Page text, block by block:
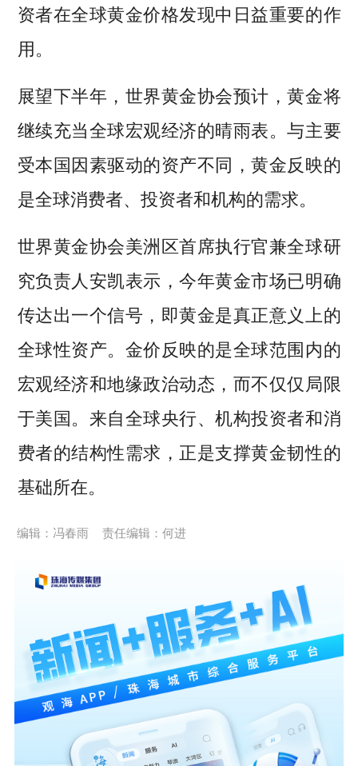
资者在全球黄金价格发现中日益重要的作
用。
展望下半年，世界黄金协会预计，黄金将
继续充当全球宏观经济的晴雨表。与主要
受本国因素驱动的资产不同，黄金反映的
是全球消费者、投资者和机构的需求。
世界黄金协会美洲区首席执行官兼全球研
究负责人安凯表示，今年黄金市场已明确
传达出一个信号，即黄金是真正意义上的
全球性资产。金价反映的是全球范围内的
宏观经济和地缘政治动态，而不仅仅局限
于美国。来自全球央行、机构投资者和消
费者的结构性需求，正是支撑黄金韧性的
基础所在。
编辑：冯春雨 责任编辑：何进